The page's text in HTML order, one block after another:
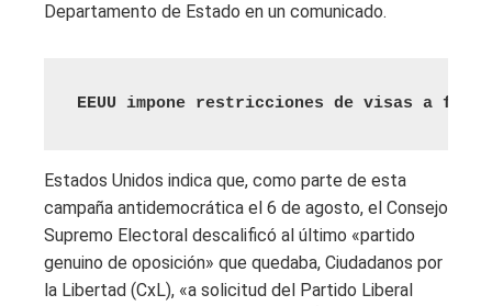
Departamento de Estado en un comunicado.
EEUU impone restricciones de visas a
Estados Unidos indica que, como parte de esta
campaña antidemocrática el 6 de agosto, el Consejo
Supremo Electoral descalificó al último «partido
genuino de oposición» que quedaba, Ciudadanos por
la Libertad (CxL), «a solicitud del Partido Liberal